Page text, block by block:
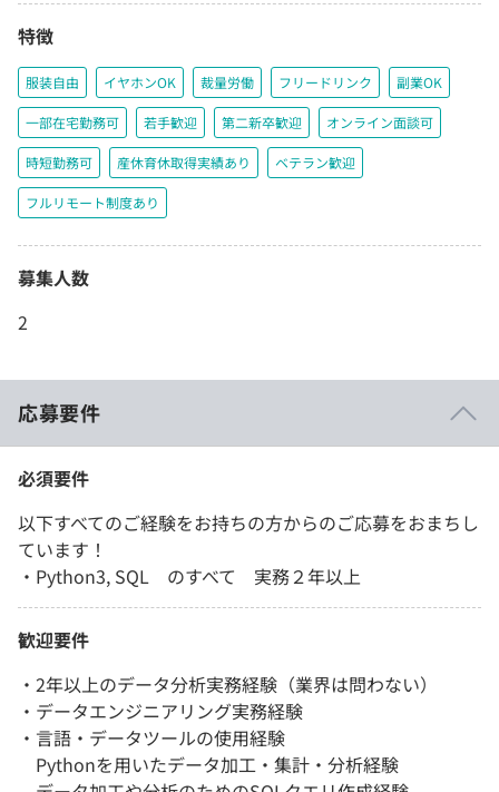
特徴
服装自由 イヤホンOK 裁量労働 フリードリンク 副業OK
一部在宅勤務可 若手歓迎 第二新卒歓迎 オンライン面談可
時短勤務可 産休育休取得実績あり ベテラン歓迎
フルリモート制度あり
募集人数
2
応募要件
必須要件
以下すべてのご経験をお持ちの方からのご応募をおまちし
ています！
・Python3, SQL のすべて 実務２年以上
歓迎要件
・2年以上のデータ分析実務経験（業界は問わない）
・データエンジニアリング実務経験
・言語・データツールの使用経験
Pythonを用いたデータ加工・集計・分析経験